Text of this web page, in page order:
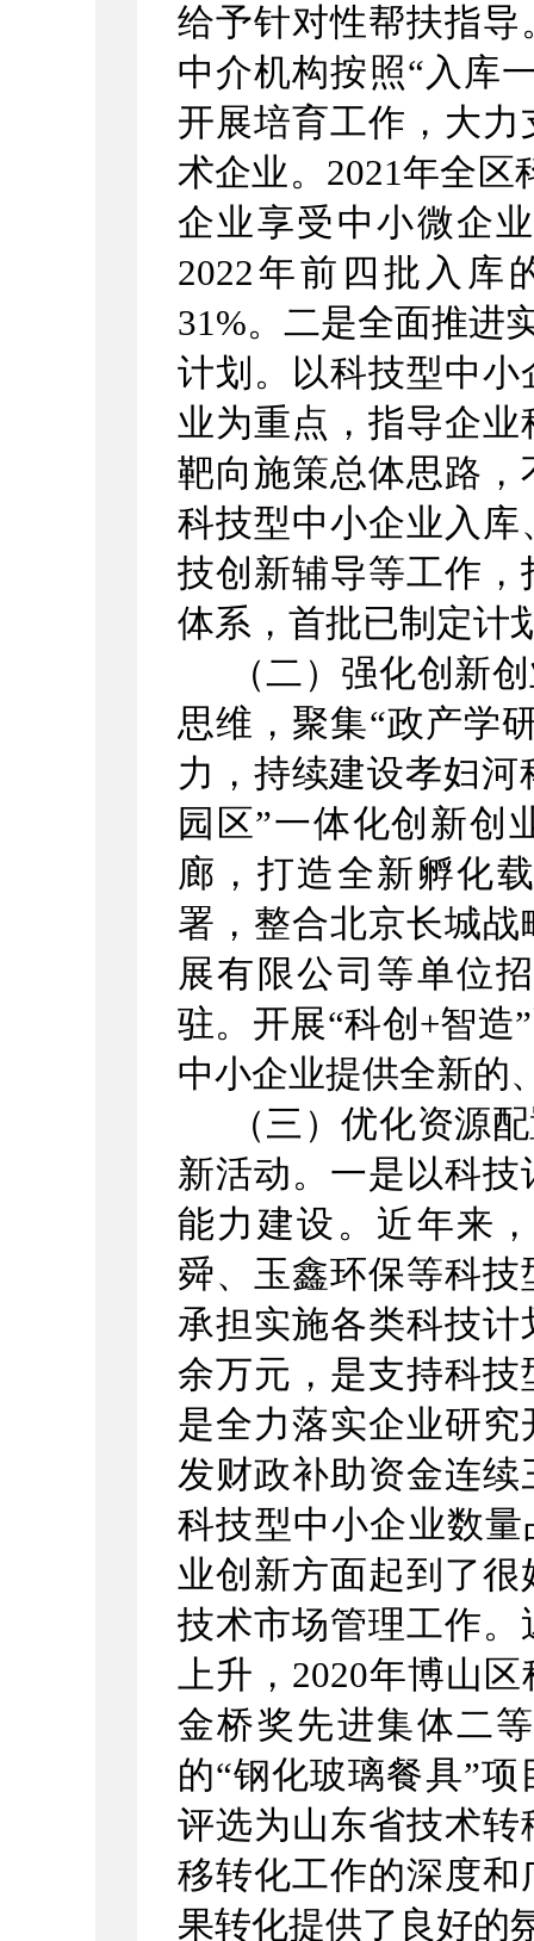
给予针对性帮扶指
中介机构按照“入库
开展培育工作，大
术企业。2021年全区
企业享受中小微企
2022年前四批入库
31%。二是全面推进
计划。以科技型中
业为重点，指导企
靶向施策总体思路
科技型中小企业入
技创新辅导等工作
体系，首批已制定计
（二）强化创新
思维，聚集“政产学
力，持续建设孝妇河
园区”一体化创新创
廊，打造全新孵化
署，整合北京长城
展有限公司等单位
驻。开展“科创+智造
中小企业提供全新的
（三）优化资源
新活动。一是以科
能力建设。近年来
舜、玉鑫环保等科
承担实施各类科技
余万元，是支持科
是全力落实企业研
发财政补助资金连续
科技型中小企业数
业创新方面起到了
技术市场管理工作
上升，2020年博山
金桥奖先进集体二
的“钢化玻璃餐具”
评选为山东省技术
移转化工作的深度
果转化提供了良好的